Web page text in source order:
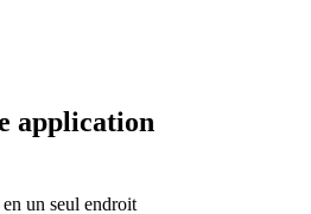
application
un seul endroit